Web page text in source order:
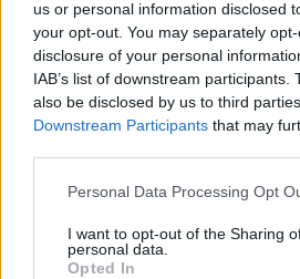
us or personal information disclosed
your opt-out. You may separately
disclosure of your personal
IAB’s list of downstream participants.
also be disclosed by us to third
Downstream Participants that may
Personal Data Processing Opt
I want to opt-out of the Sharing
personal data.
Opted In